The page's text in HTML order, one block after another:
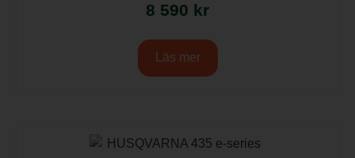
8 590 kr
Läs mer